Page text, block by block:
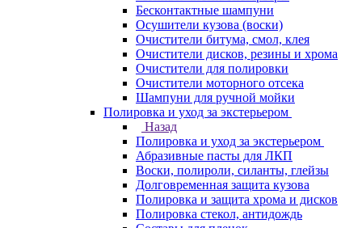
Бесконтактные шампуни
Осушители кузова (воски)
Очистители битума, смол, клея
Очистители дисков, резины и хрома
Очистители для полировки
Очистители моторного отсека
Шампуни для ручной мойки
Полировка и уход за экстерьером
Назад
Полировка и уход за экстерьером
Абразивные пасты для ЛКП
Воски, полироли, силанты, глейзы
Долговременная защита кузова
Полировка и защита хрома и дисков
Полировка стекол, антидождь